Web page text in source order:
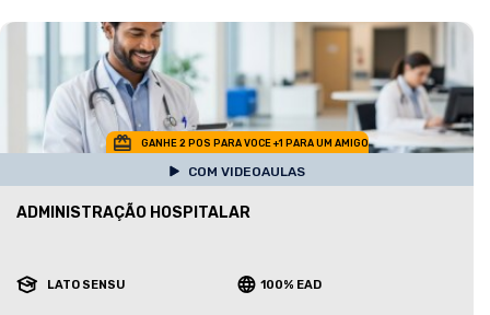
GANHE 2 POS PARA VOCE +1 PARA UM AMIGO
COM VIDEOAULAS
ADMINISTRAÇÃO HOSPITALAR
LATO SENSU 100% EAD